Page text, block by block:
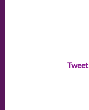
Tweet